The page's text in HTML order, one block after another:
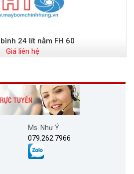
24 lít nằm FH 60
Giá liên hệ
Ms. Như Ý
079.262.7966